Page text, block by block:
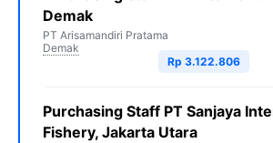
Demak
PT Arisamandiri Pratama
Demak
Rp 3.122.806
Purchasing Staff PT Sanjaya
Fishery, Jakarta Utara